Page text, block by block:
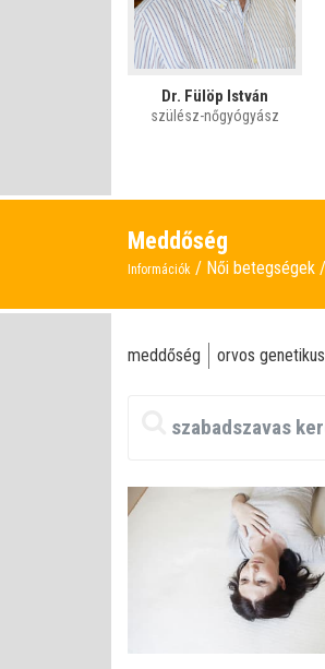
Dr. Fülöp István
szülész-nőgyógyász
Meddőség
Információk Női betegségek
meddőség orvos genetikus